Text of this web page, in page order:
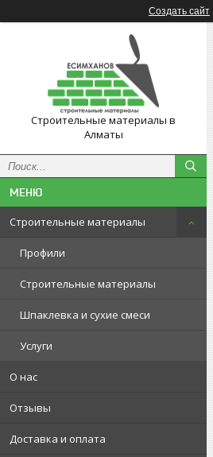
Создать сайт
Строительные материалы в
Алматы
Строительные материалы
Профили
Строительные материалы
Шпаклевка и сухие смеси
Услуги
О нас
Отзывы
Доставка и оплата